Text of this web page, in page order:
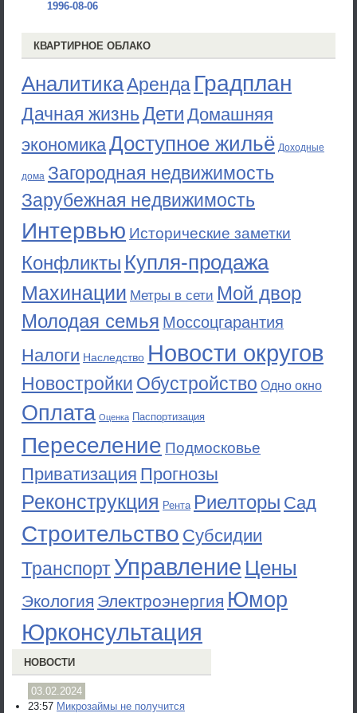
1996-08-06
КВАРТИРНОЕ ОБЛАКО
АналитикаАренда Градплан
Дачная жизньДети Домашняя
экономикаДоступное жильё Доходные
дома Загородная недвижимость
Зарубежная недвижимость
Интервью Исторические заметки
Конфликты Купля-продажа
Махинации Метры в сети Мой двор
Молодая семья Моссоцгарантия
Налоги Наследство Новости округов
Новостройки Обустройство Одно окно
Оплата Оценка Паспортизация
Переселение Подмосковье
Приватизация Прогнозы
Реконструкция Рента Риелторы Сад
Строительство Субсидии
ТранспортУправление Цены
Экология Электроэнергия Юмор
Юрконсультация
НОВОСТИ
03.02.2024
23:57 Микрозаймы не получится